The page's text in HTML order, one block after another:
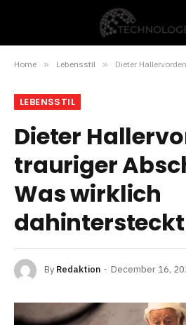
Home » Lebensstil » Dieter Hallervorden
LEBENSSTIL
Dieter
trauriger
Was wirklich
dahintersteckt
By Redaktion December 16,